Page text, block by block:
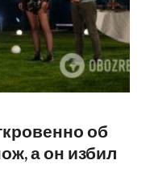
об
а он избил